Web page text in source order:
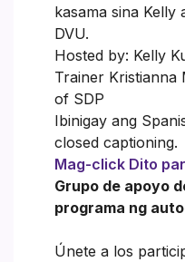
kasama sina Kelly
DVU.
Hosted by: Kelly
Trainer Kristianna
of SDP
Ibinigay ang
closed captioning.
Mag-click Dito
Grupo de apoyo
programa ng
Únete a los